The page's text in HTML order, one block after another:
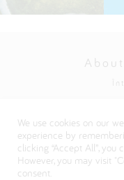
Visit our
We use cookies on our
experience by
clicking “Accept All”, you
However, you may visit
consent.